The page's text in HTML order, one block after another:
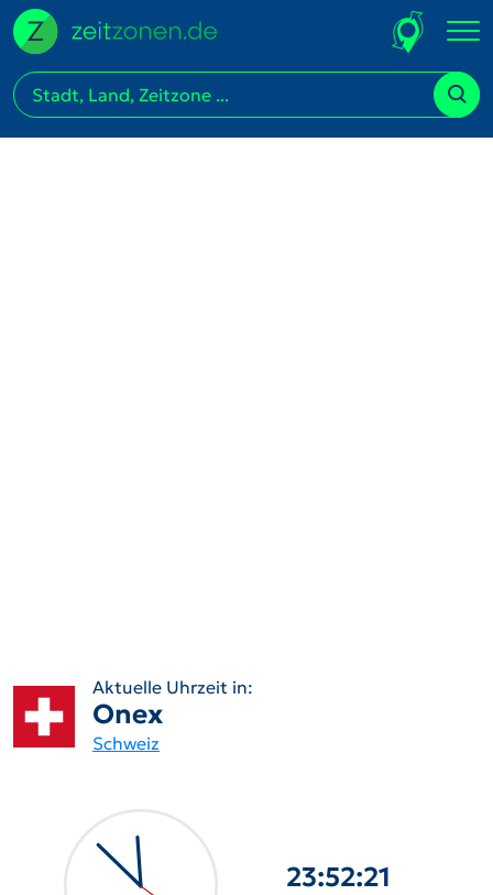
Aktuelle Uhrzeit in:
Onex
Schweiz
23:52:22